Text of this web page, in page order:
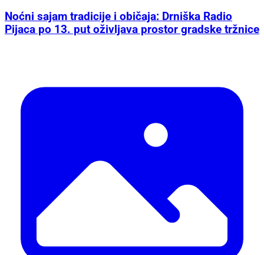
Noćni sajam tradicije i običaja: Drniška Radio
Pijaca po 13. put oživljava prostor gradske tržnice